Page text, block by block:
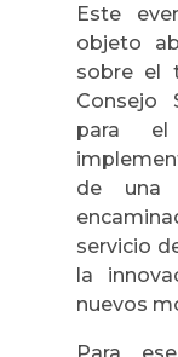
Este
objeto
sobre el
Consejo
para el
de una
servicio
la
nuevos